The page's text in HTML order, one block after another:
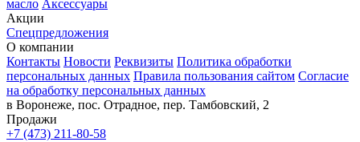
масло Аксессуары
Акции
Спецпредложения
О компании
Контакты Новости Реквизиты Политика обработки
персональных данных Правила пользования сайтом Согласие
на обработку персональных данных
в Воронеже, пос. Отрадное, пер. Тамбовский, 2
Продажи
+7 (473) 211-80-58